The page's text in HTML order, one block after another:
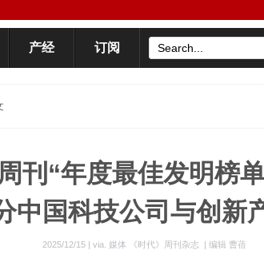
产经 订阅
刊“年度最佳发明榜
中国科技公司与创新
2025/12/15 | via. 媒体 《时代》周刊杂志 |编辑 曹蓓